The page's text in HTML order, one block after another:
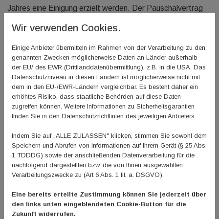
ZURÜCK
Jahres eine Einigung erzielt werden. Der Pauschalvertrag
Delegation der Landessportbünde und des DOSB mit der
GEMA verhandelt.
Die GEMA vertritt in Deutschland die Urheberrechte von
über 100.000 Mitgliedern (Komponistinnen und
Komponisten, Textdichterinnen und Textdichter,
Musikverlage) sowie von über zwei Millionen
Rechteinhaberinnen und Rechteinhabern aus aller Welt. Sie
Werke der Musik.
Wir verwenden Cookies.
Einige Anbieter übermitteln im Rahmen von der Verarbeitung zu den
genannten Zwecken möglicherweise Daten an Länder außerhalb
der EU/ des EWR (Drittlanddatenübermittlung), z.B. in die USA. Das
Datenschutzniveau in diesen Ländern ist möglicherweise nicht mit
dem in den EU-/EWR-Ländern vergleichbar. Es besteht daher ein
erhöhtes Risiko, dass staatliche Behörden auf diese Daten
zugreifen können. Weitere Informationen zu Sicherheitsgarantien
finden Sie in den Datenschutzrichtlinien des jeweiligen Anbieters.
Indem Sie auf „ALLE ZULASSEN" klicken, stimmen Sie sowohl dem
Speichern und Abrufen von Informationen auf Ihrem Gerät (§ 25 Abs.
1 TDDDG) sowie der anschließenden Datenverarbeitung für die
nachfolgend dargestellten bzw. die von Ihnen ausgewählten
Verarbeitungszwecke zu (Art 6 Abs. 1 lit. a. DSGVO).
Eine bereits erteilte Zustimmung können Sie jederzeit über
den links unten eingeblendeten Cookie-Button für die
Zukunft widerrufen.